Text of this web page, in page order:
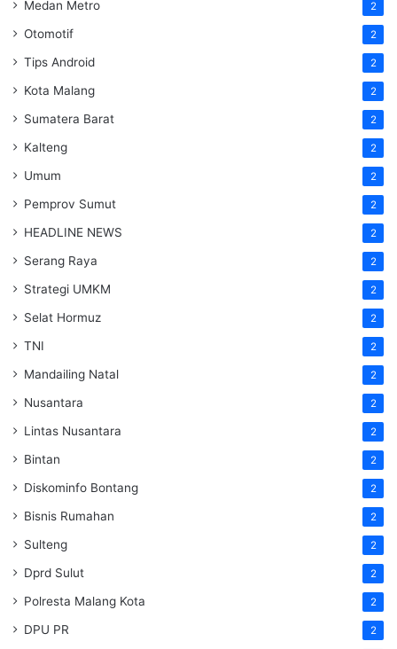
Medan Metro 2
Otomotif 2
Tips Android 2
Kota Malang 2
Sumatera Barat 2
Kalteng 2
Umum 2
Pemprov Sumut 2
HEADLINE NEWS 2
Serang Raya 2
Strategi UMKM 2
Selat Hormuz 2
TNI 2
Mandailing Natal 2
Nusantara 2
Lintas Nusantara 2
Bintan 2
Diskominfo Bontang 2
Bisnis Rumahan 2
Sulteng 2
Dprd Sulut 2
Polresta Malang Kota 2
DPU PR 2